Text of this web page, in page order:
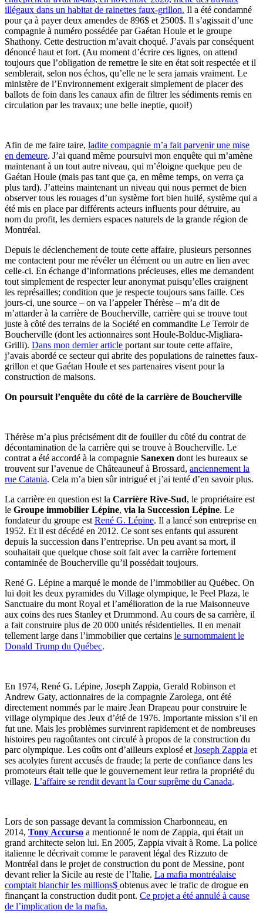
illégaux dans un habitat de rainettes faux-grillon. Il a été condamné
pour ça à payer deux amendes de 896$ et 2500$. Il s’agissait d’une
compagnie à numéro possédée par Gaétan Houle et le groupe
Shathony. Cette destruction m’avait choqué. J’avais par conséquent
dénoncé haut et fort. (Au moment d’écrire ces lignes, on attend
toujours que l’obligation de remettre le site en état soit respectée et il
semblerait, selon nos échos, qu’elle ne le sera jamais vraiment. Le
ministère de l’Environnement exigerait simplement de placer des
ballots de foin dans les canaux afin de filtrer les sédiments remis en
circulation par les travaux; une belle ineptie, quoi!)
Afin de me faire taire, ladite compagnie m’a fait parvenir une mise
en demeure. J’ai quand même poursuivi mon enquête qui m’amène
maintenant à un tout autre niveau, qui m’éloigne quelque peu de
Gaétan Houle (mais pas tant que ça, en même temps, on verra ça
plus tard). J’atteins maintenant un niveau qui nous permet de bien
observer tous les rouages d’un système fort bien huilé, système qui a
été mis en place par différents acteurs influents pour détruire, au
nom du profit, les derniers espaces naturels de la grande région de
Montréal.
Depuis le déclenchement de toute cette affaire, plusieurs personnes
me contactent pour me révéler un élément ou un autre en lien avec
celle-ci. En échange d’informations précieuses, elles me demandent
tout simplement de respecter leur anonymat puisqu’elles craignent
les représailles; condition que je respecte toujours sans faille. Ces
jours-ci, une source – on va l’appeler Thérèse – m’a dit de
m’attarder à la carrière de Boucherville, carrière qui se trouve tout
juste à côté des terrains de la Société en commandite Le Terroir de
Boucherville (dont les actionnaires sont Houle-Bolduc-Migliara-
Grilli). Dans mon dernier article portant sur toute cette affaire,
j’avais abordé ce secteur qui abrite des populations de rainettes faux-
grillon et que Gaétan Houle et ses partenaires visent pour la
construction de maisons.
On poursuit l’enquête du côté de la carrière de Boucherville
Thérèse m’a plus précisément dit de fouiller du côté du contrat de
décontamination de la carrière qui se trouve à Boucherville. Le
contrat a été accordé à la compagnie Sanexen dont les bureaux se
trouvent sur l’avenue de Châteauneuf à Brossard, anciennement la
rue Catania. Cela m’a bien sûr intrigué et j’ai tenté d’en savoir plus.
La carrière en question est la Carrière Rive-Sud, le propriétaire est
le Groupe immobilier Lépine, via la Succession Lépine. Le
fondateur du groupe est René G. Lépine. Il a lancé son entreprise en
1952. Et il est décédé en 2012. Ce sont ses enfants qui assurent
depuis la succession dans l’entreprise. Un peu avant sa mort, il
souhaitait que quelque chose soit fait avec la carrière fortement
contaminée de Boucherville qu’il possédait toujours.
René G. Lépine a marqué le monde de l’immobilier au Québec. On
lui doit les deux pyramides du Village olympique, le Peel Plaza, le
Sanctuaire du mont Royal et l’amélioration de la rue Maisonneuve
aux coins des rues Stanley et Drummond. Au cours de sa carrière, il
a fait construire plus de 20 000 unités résidentielles. Il en menait
tellement large dans l’immobilier que certains le surnommaient le
Donald Trump du Québec.
En 1974, René G. Lépine, Joseph Zappia, Gerald Robinson et
Andrew Gaty, actionnaires de la compagnie Zarolega, ont été
directement nommés par le maire Jean Drapeau pour construire le
village olympique des Jeux d’été de 1976. Importante mission s’il en
fut une. Mais les problèmes survinrent rapidement et de nombreuses
histoires peu ragoûtantes ont circulé à propos de la construction du
parc olympique. Les coûts ont d’ailleurs explosé et Joseph Zappia et
ses acolytes furent accusés de fraude; la perte de confiance dans les
promoteurs était telle que le gouvernement leur retira la propriété du
village. L’affaire se rendit devant la Cour suprême du Canada.
Lors de son passage devant la commission Charbonneau, en
2014, Tony Accurso a mentionné le nom de Zappia, qui était un
grand architecte selon lui. En 2005, Zappia vivait à Rome. La police
italienne le décrivait comme le paravent légal des Rizzuto de
Montréal dans le projet de construction du pont de Messine, pont
devant relier la Sicile au reste de l’Italie. La mafia montréalaise
comptait blanchir les millions$ obtenus avec le trafic de drogue en
finançant la construction dudit pont. Ce projet a été annulé à cause
de l’implication de la mafia.